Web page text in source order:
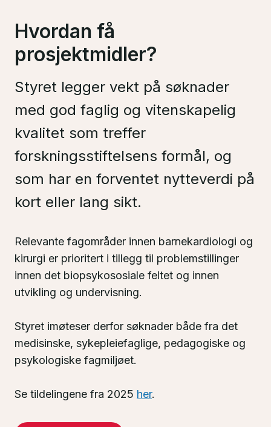
Hvordan få
prosjektmidler?
Styret legger vekt på søknader
med god faglig og vitenskapelig
kvalitet som treffer
forskningsstiftelsens formål, og
som har en forventet nytteverdi på
kort eller lang sikt.
Relevante fagområder innen barnekardiologi og
kirurgi er prioritert i tillegg til problemstillinger
innen det biopsykososiale feltet og innen
utvikling og undervisning.
Styret imøteser derfor søknader både fra det
medisinske, sykepleiefaglige, pedagogiske og
psykologiske fagmiljøet.
Se tildelingene fra 2025 her.